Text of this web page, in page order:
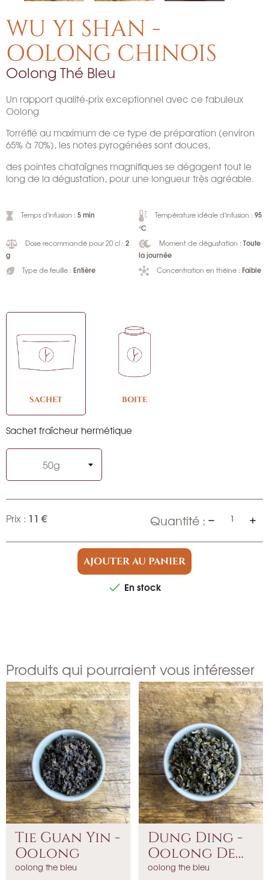
WU YI SHAN -
OOLONG CHINOIS
Oolong Thé Bleu
Un rapport qualité-prix exceptionnel avec ce fabuleux
Oolong
Torréfié au maximum de ce type de préparation (environ
65% à 70%), les notes pyrogénées sont douces,
des pointes chataîgnes magnifiques se dégagent tout le
long de la dégustation, pour une longueur très agréable.
Temps d'infusion : 5 min Température idéale d'infusion : 95
°C
Dose recommandé pour 20 cl : 2
g
Moment de dégustation : Toute
la journée
Type de feuille : Entière Concentration en théine : Faible
SACHET BOITE
Sachet fraîcheur hermétique
Prix : 11 € Quantité :
AJOUTER AU PANIER
 En stock
Produits qui pourraient vous intéresser
Tie Guan Yin -
Oolong
oolong the bleu
Dung Ding -
Oolong De
Taïwain
oolong the bleu